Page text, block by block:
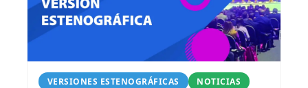
VERSIONES ESTENOGRÁFICAS NOTICIAS